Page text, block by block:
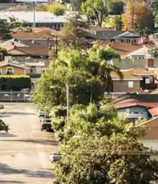
e para baixo do teclado ou